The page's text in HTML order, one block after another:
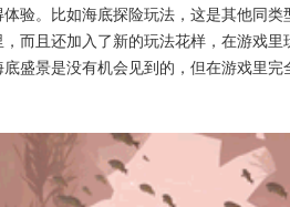
验。比如海底探险玩法，这是其他同
而且还加入了新的玩法花样，在游戏
盛景是没有机会见到的，但在游戏里完